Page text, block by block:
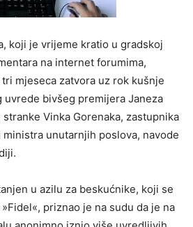
koji je vrijeme kratio u gradskoj
na internet forumima,
mjeseca zatvora uz rok kušnje
uvrede bivšeg premijera Janeza
Vinka Gorenaka, zastupnika
unutarnjih poslova, navode
u azilu za beskućnike, koji se
priznao je na sudu da je na